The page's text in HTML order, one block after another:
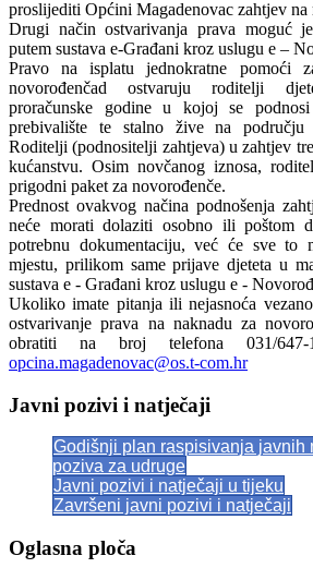
proslijediti Općini Magadenovac zahtjev na
Drugi način ostvarivanja prava moguć
putem sustava e-Građani kroz uslugu e –
Pravo na isplatu jednokratne pomoći
novorođenčad ostvaruju roditelji
proračunske godine u kojoj se
prebivalište te stalno žive na području
Roditelji (podnositelji zahtjeva) u zahtjev
kućanstvu. Osim novčanog iznosa,
prigodni paket za novorođenče.
Prednost ovakvog načina podnošenja
neće morati dolaziti osobno ili poštom
potrebnu dokumentaciju, već će sve to
mjestu, prilikom same prijave djeteta u
sustava e - Građani kroz uslugu e -
Ukoliko imate pitanja ili nejasnoća
ostvarivanje prava na naknadu za
obratiti na broj telefona 031/
opcina.magadenovac@os.t-com.hr
Javni pozivi i natječaji
Godišnji plan raspisivanja javnih
poziva za udruge
Javni pozivi i natječaji u tijeku
Završeni javni pozivi i natječaji
Oglasna ploča